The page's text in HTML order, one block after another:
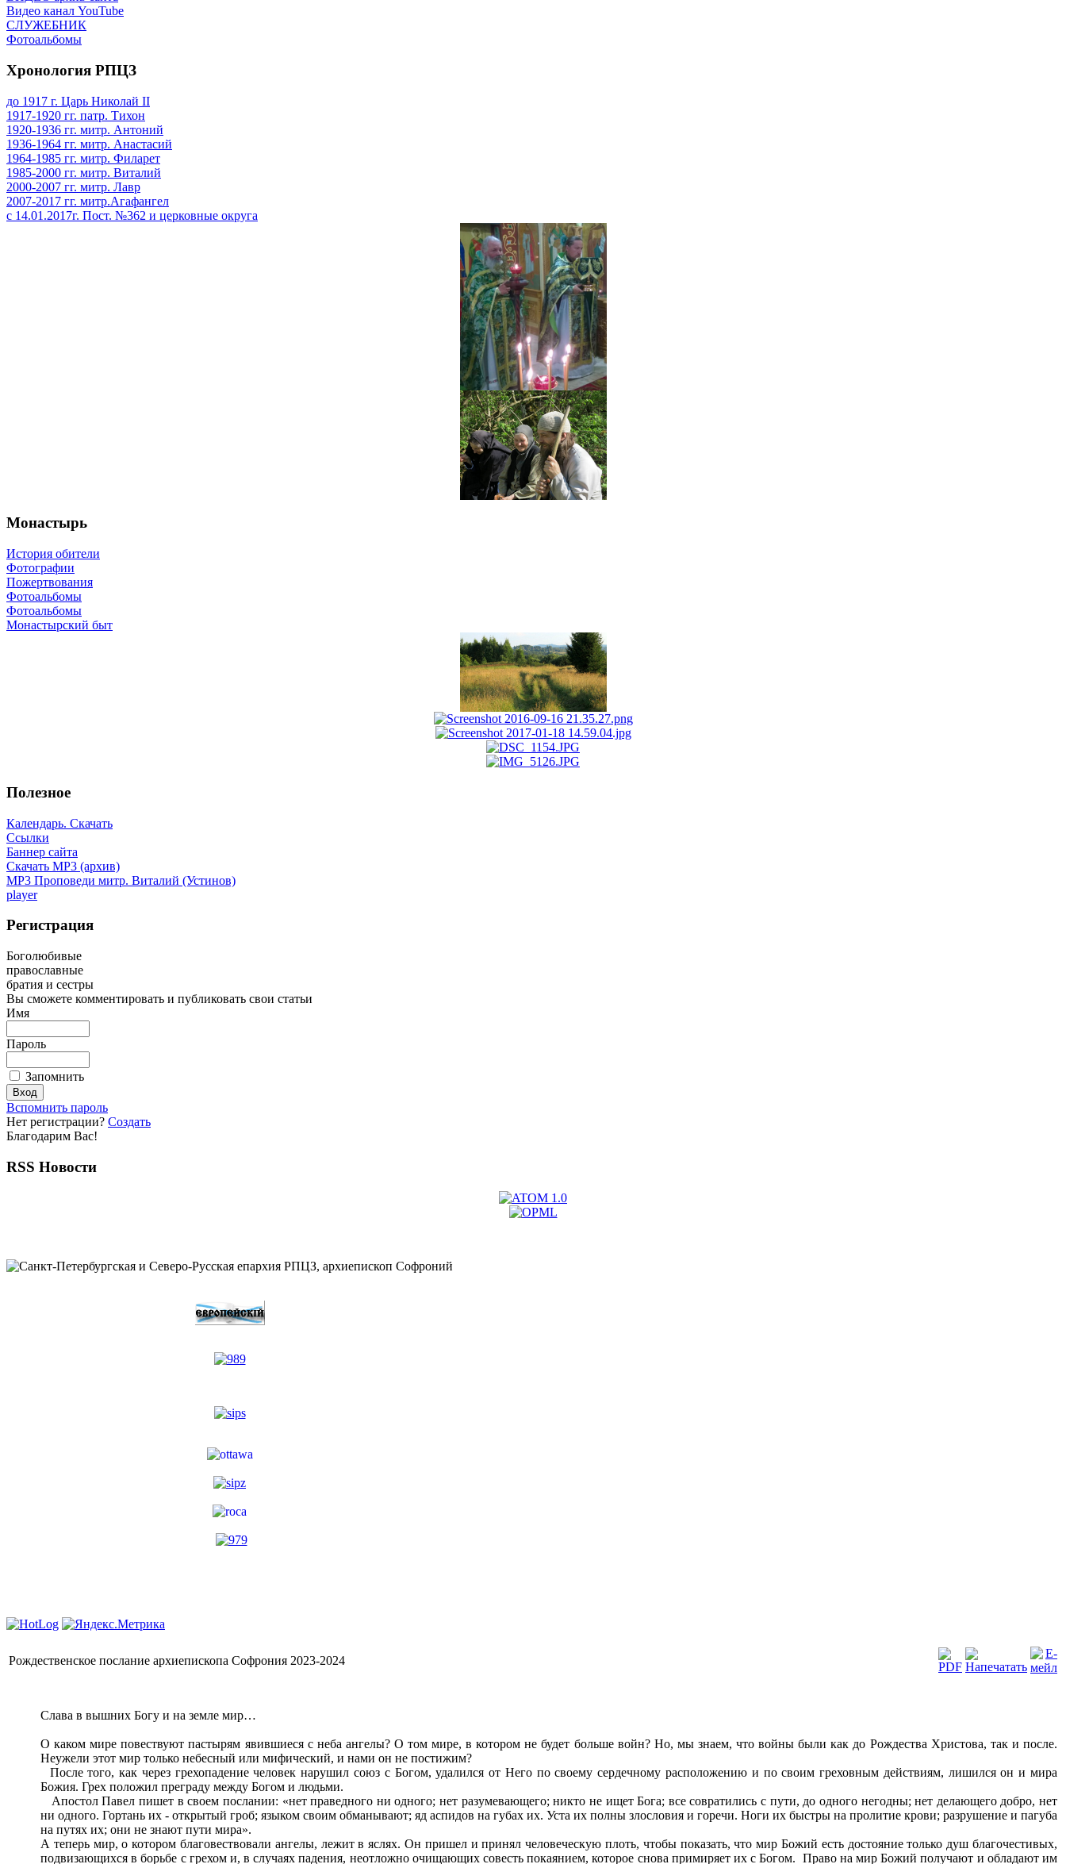
Видео канал YouTube
СЛУЖЕБНИК
Фотоальбомы
Хронология РПЦЗ
до 1917 г. Царь Николай II
1917-1920 гг. патр. Тихон
1920-1936 гг. митр. Антоний
1936-1964 гг. митр. Анастасий
1964-1985 гг. митр. Филарет
1985-2000 гг. митр. Виталий
2000-2007 гг. митр. Лавр
2007-2017 гг. митр.Агафангел
с 14.01.2017г. Пост. №362 и церковные округа
Монастырь
История обители
Фотографии
Пожертвования
Фотоальбомы
Фотоальбомы
Монастырский быт
Полезное
Календарь. Скачать
Ссылки
Баннер сайта
Скачать MP3 (архив)
MP3 Проповеди митр. Виталий (Устинов)
player
Регистрация
Боголюбивые
православные
братия и сестры
Вы сможете комментировать и публиковать свои статьи
Имя
Пароль
Запомнить
Вспомнить пароль
Нет регистрации? Создать
Благодарим Вас!
RSS Новости
Рождественское послание архиепископа Софрония 2023-2024
Слава в вышних Богу и на земле мир…
О каком мире повествуют пастырям явившиеся с неба ангелы? О том мире, в котором не будет больше войн? Но, мы знаем, что войны были как до Рождества Христова, так и после.
Неужели этот мир только небесный или мифический, и нами он не постижим?
После того, как через грехопадение человек нарушил союз с Богом, удалился от Него по своему сердечному расположению и по своим греховным действиям, лишился он и мира
Божия. Грех положил преграду между Богом и людьми.
Апостол Павел пишет в своем послании: «нет праведного ни одного; нет разумевающего; никто не ищет Бога; все совратились с пути, до одного негодны; нет делающего добро, нет
ни одного. Гортань их - открытый гроб; языком своим обманывают; яд аспидов на губах их. Уста их полны злословия и горечи. Ноги их быстры на пролитие крови; разрушение и пагуба
на путях их; они не знают пути мира».
А теперь мир, о котором благовествовали ангелы, лежит в яслях. Он пришел и принял человеческую плоть, чтобы показать, что мир Божий есть достояние только душ благочестивых,
подвизающихся в борьбе с грехом и, в случаях падения, неотложно очищающих совесть покаянием, которое снова примиряет их с Богом. Право на мир Божий получают и обладают им